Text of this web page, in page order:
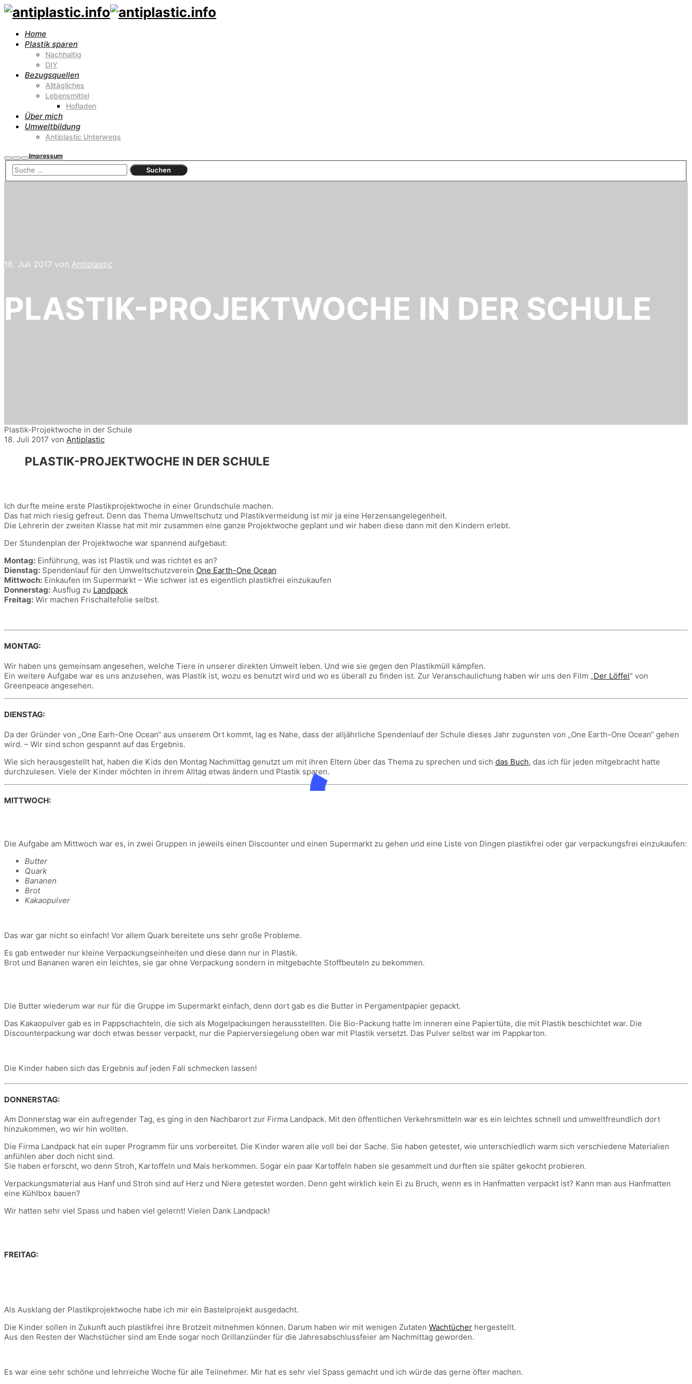
Home
Plastik sparen
Nachhaltig
DIY
Bezugsquellen
Alltägliches
Lebensmittel
Hofladen
Über mich
Umweltbildung
Antiplastic Unterwegs
Suchen
Mehr
Info
Hauptmenü
Impressum
18. Juli 2017 von Antiplastic
PLASTIK-PROJEKTWOCHE IN DER SCHULE
Plastik-Projektwoche in der Schule
18. Juli 2017 von Antiplastic
PLASTIK-PROJEKTWOCHE IN DER SCHULE
Ich durfte meine erste Plastikprojektwoche in einer Grundschule machen.
Das hat mich riesig gefreut. Denn das Thema Umweltschutz und Plastikvermeidung ist mir ja eine Herzensangelegenheit.
Die Lehrerin der zweiten Klasse hat mit mir zusammen eine ganze Projektwoche geplant und wir haben diese dann mit den Kindern erlebt.
Der Stundenplan der Projektwoche war spannend aufgebaut:
Montag: Einführung, was ist Plastik und was richtet es an?
Dienstag: Spendenlauf für den Umweltschutzverein One Earth-One Ocean
Mittwoch: Einkaufen im Supermarkt – Wie schwer ist es eigentlich plastikfrei einzukaufen
Donnerstag: Ausflug zu Landpack
Freitag: Wir machen Frischaltefolie selbst.
MONTAG:
Wir haben uns gemeinsam angesehen, welche Tiere in unserer direkten Umwelt leben. Und wie sie gegen den Plastikmüll kämpfen.
Ein weitere Aufgabe war es uns anzusehen, was Plastik ist, wozu es benutzt wird und wo es überall zu finden ist. Zur Veranschaulichung haben wir uns den Film „Der Löffel“ von
Greenpeace angesehen.
DIENSTAG:
Da der Gründer von „One Earh-One Ocean“ aus unserem Ort kommt, lag es Nahe, dass der alljährliche Spendenlauf der Schule dieses Jahr zugunsten von „One Earth-One Ocean“ gehen
wird. – Wir sind schon gespannt auf das Ergebnis.
Wie sich herausgestellt hat, haben die Kids den Montag Nachmittag genutzt um mit ihren Eltern über das Thema zu sprechen und sich das Buch, das ich für jeden mitgebracht hatte
durchzulesen. Viele der Kinder möchten in ihrem Alltag etwas ändern und Plastik sparen.
MITTWOCH:
Die Aufgabe am Mittwoch war es, in zwei Gruppen in jeweils einen Discounter und einen Supermarkt zu gehen und eine Liste von Dingen plastikfrei oder gar verpackungsfrei einzukaufen:
Butter
Quark
Bananen
Brot
Kakaopulver
Das war gar nicht so einfach! Vor allem Quark bereitete uns sehr große Probleme.
Es gab entweder nur kleine Verpackungseinheiten und diese dann nur in Plastik.
Brot und Bananen waren ein leichtes, sie gar ohne Verpackung sondern in mitgebachte Stoffbeuteln zu bekommen.
Die Butter wiederum war nur für die Gruppe im Supermarkt einfach, denn dort gab es die Butter in Pergamentpapier gepackt.
Das Kakaopulver gab es in Pappschachteln, die sich als Mogelpackungen herausstellten. Die Bio-Packung hatte im inneren eine Papiertüte, die mit Plastik beschichtet war. Die
Discounterpackung war doch etwas besser verpackt, nur die Papierversiegelung oben war mit Plastik versetzt. Das Pulver selbst war im Pappkarton.
Die Kinder haben sich das Ergebnis auf jeden Fall schmecken lassen!
DONNERSTAG:
Am Donnerstag war ein aufregender Tag, es ging in den Nachbarort zur Firma Landpack. Mit den öffentlichen Verkehrsmitteln war es ein leichtes schnell und umweltfreundlich dort
hinzukommen, wo wir hin wollten.
Die Firma Landpack hat ein super Programm für uns vorbereitet. Die Kinder waren alle voll bei der Sache. Sie haben getestet, wie unterschiedlich warm sich verschiedene Materialien
anfühlen aber doch nicht sind.
Sie haben erforscht, wo denn Stroh, Kartoffeln und Mais herkommen. Sogar ein paar Kartoffeln haben sie gesammelt und durften sie später gekocht probieren.
Verpackungsmaterial aus Hanf und Stroh sind auf Herz und Niere getestet worden. Denn geht wirklich kein Ei zu Bruch, wenn es in Hanfmatten verpackt ist? Kann man aus Hanfmatten
eine Kühlbox bauen?
Wir hatten sehr viel Spass und haben viel gelernt! Vielen Dank Landpack!
FREITAG:
Als Ausklang der Plastikprojektwoche habe ich mir ein Bastelprojekt ausgedacht.
Die Kinder sollen in Zukunft auch plastikfrei ihre Brotzeit mitnehmen können. Darum haben wir mit wenigen Zutaten Wachtücher hergestellt.
Aus den Resten der Wachstücher sind am Ende sogar noch Grillanzünder für die Jahresabschlussfeier am Nachmittag geworden.
Es war eine sehr schöne und lehrreiche Woche für alle Teilnehmer. Mir hat es sehr viel Spass gemacht und ich würde das gerne öfter machen.